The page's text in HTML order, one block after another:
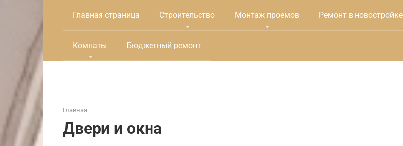
Главная страница Строительство Монтаж проемов Ремонт в новостройке
Комнаты Бюджетный ремонт
Главная
Двери и окна